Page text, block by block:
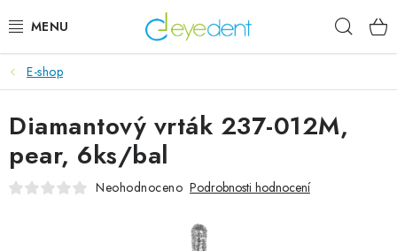
na
E-SHOP
IMPLANTÁTY GLOBAL D
NOVINKY
E-shop
Diamantový vrták 237-012M,
pear, 6ks/bal
Neohodnoceno Podrobnosti hodnocení